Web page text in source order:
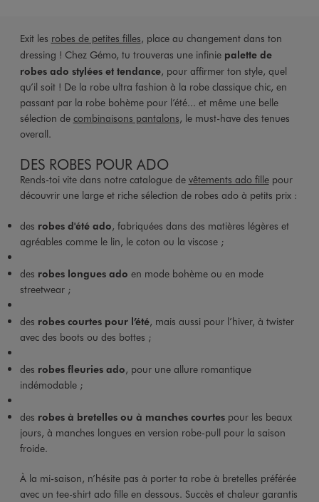
Exit les robes de petites filles, place au changement dans ton
dressing ! Chez Gémo, tu trouveras une infinie palette de
robes ado stylées et tendance, pour affirmer ton style, quel
qu’il soit ! De la robe ultra fashion à la robe classique chic, en
passant par la robe bohème pour l’été... et même une belle
sélection de combinaisons pantalons, le must-have des tenues
overall.
DES ROBES POUR ADO
Rends-toi vite dans notre catalogue de vêtements ado fillepour
découvrir une large et riche sélection de robes ado à petits prix :
des robes d'été ado, fabriquées dans des matières légères et
agréables comme le lin, le coton ou la viscose ;
des robes longues ado en mode bohème ou en mode
streetwear ;
des robes courtes pour l’été, mais aussi pour l’hiver, à twister
avec des boots ou des bottes ;
des robes fleuries ado, pour une allure romantique
indémodable ;
des robes à bretelles ou à manches courtespour les beaux
jours, à manches longues en version robe-pull pour la saison
froide.
À la mi-saison, n’hésite pas à porter ta robe à bretelles préférée
avec un tee-shirt ado fille en dessous. Succès et chaleur garantis